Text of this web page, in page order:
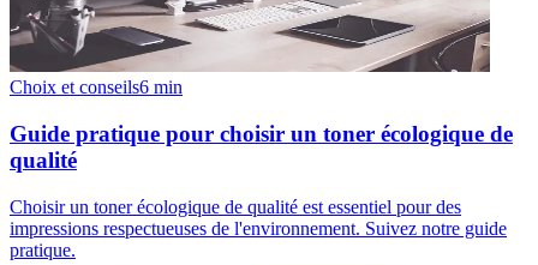
Choix et conseils6 min
Guide pratique pour choisir un toner écologique de
qualité
Choisir un toner écologique de qualité est essentiel pour des
impressions respectueuses de l'environnement. Suivez notre guide
pratique.